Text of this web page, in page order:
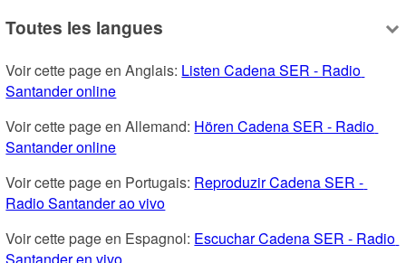
Toutes les langues
Voir cette page en Anglais: Listen Cadena SER - Radio
Santander online
Voir cette page en Allemand: Hören Cadena SER - Radio
Santander online
Voir cette page en Portugais: Reproduzir Cadena SER -
Radio Santander ao vivo
Voir cette page en Espagnol: Escuchar Cadena SER - Radio
Santander en vivo